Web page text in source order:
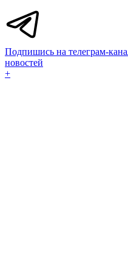
Подпишись на телеграм-
новостей
+